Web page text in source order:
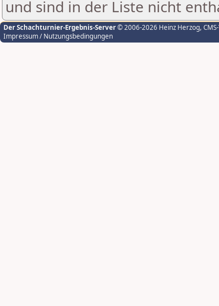
und sind in der Liste nicht
Der Schachturnier-Ergebnis-Server© 2006-2026 Heinz Herzog,
Impressum / Nutzungsbedingungen